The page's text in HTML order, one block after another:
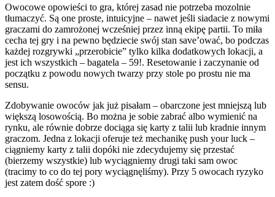
Owocowe opowieści to gra, której zasad nie potrzeba mozolnie
tłumaczyć. Są one proste, intuicyjne – nawet jeśli siadacie z nowymi
graczami do zamrożonej wcześniej przez inną ekipę partii. To miła
cecha tej gry i na pewno będziecie swój stan save’ować, bo podczas
każdej rozgrywki „przerobicie” tylko kilka dodatkowych lokacji, a
jest ich wszystkich – bagatela – 59!. Resetowanie i zaczynanie od
początku z powodu nowych twarzy przy stole po prostu nie ma
sensu.
Zdobywanie owoców jak już pisałam – obarczone jest mniejszą lub
większą losowością. Bo można je sobie zabrać albo wymienić na
rynku, ale równie dobrze dociąga się karty z talii lub kradnie innym
graczom. Jedna z lokacji oferuje też mechanikę push your luck –
ciągniemy karty z talii dopóki nie zdecydujemy się przestać
(bierzemy wszystkie) lub wyciągniemy drugi taki sam owoc
(tracimy to co do tej pory wyciągnęliśmy). Przy 5 owocach ryzyko
jest zatem dość spore :)